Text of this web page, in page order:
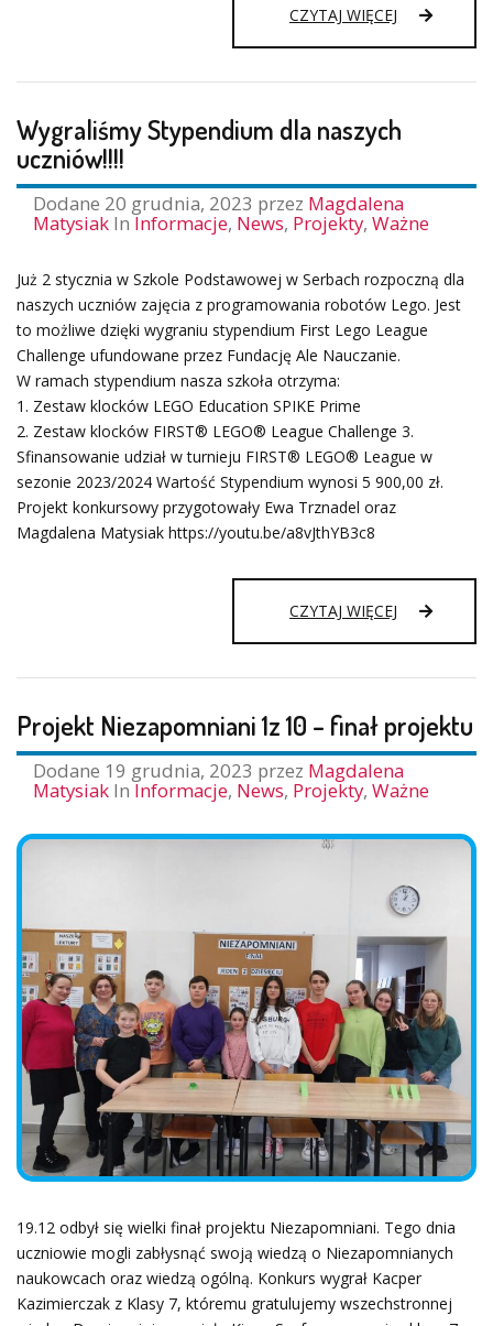
CZYTAJ WIĘCEJ PROJEKT
ROZDANIE
I
Wygraliśmy Stypendium dla naszych
uczniów!!!!
Dodane 20 grudnia, 2023 przez Magdalena
Matysiak InInformacje, News, Projekty, Ważne
Już 2 stycznia w Szkole Podstawowej w Serbach rozpoczną dla
naszych uczniów zajęcia z programowania robotów Lego. Jest
to możliwe dzięki wygraniu stypendium First Lego League
Challenge ufundowane przez Fundację Ale Nauczanie.
W ramach stypendium nasza szkoła otrzyma:
1. Zestaw klocków LEGO Education SPIKE Prime
2. Zestaw klocków FIRST® LEGO® League Challenge 3.
Sfinansowanie udział w turnieju FIRST® LEGO® League w
sezonie 2023/2024 Wartość Stypendium wynosi 5 900,00 zł.
Projekt konkursowy przygotowały Ewa Trznadel oraz
Magdalena Matysiak https://youtu.be/a8vJthYB3c8
CZYTAJ WIĘCEJ
NASZYCH
Projekt Niezapomniani 1z 10 – finał projektu
Dodane 19 grudnia, 2023 przez Magdalena
Matysiak InInformacje, News, Projekty, Ważne
19.12 odbył się wielki finał projektu Niezapomniani. Tego dnia
uczniowie mogli zabłysnąć swoją wiedzą o Niezapomnianych
naukowcach oraz wiedzą ogólną. Konkurs wygrał Kacper
Kazimierczak z Klasy 7, któremu gratulujemy wszechstronnej